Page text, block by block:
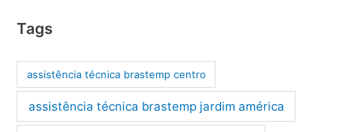
Tags
assistência técnica brastemp centro
assistência técnica brastemp jardim américa